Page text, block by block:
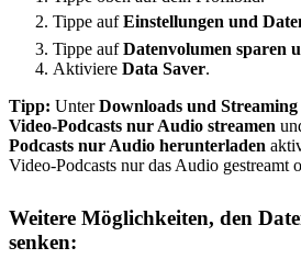
Tippe aufEinstellungen und
Tippe aufDatenvolumen sparen
Aktiviere Data Saver.
Tipp: UnterDownloads und Streaming
Video-Podcasts nur Audio streamen
Podcasts nur Audio herunterladen
Video-Podcasts nur das Audio gestreamt
Weitere Möglichkeiten, den
senken: